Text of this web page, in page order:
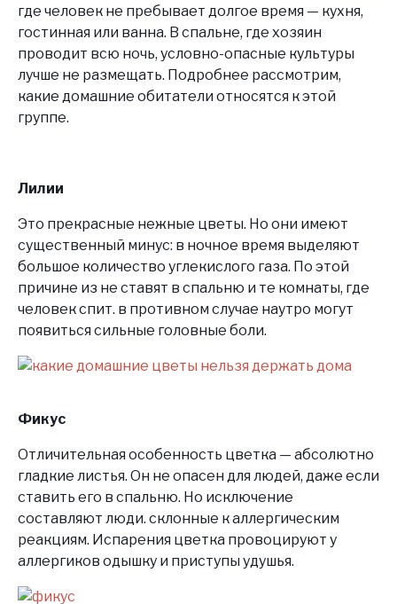
где человек не пребывает долгое время — кухня,
гостинная или ванна. В спальне, где хозяин
проводит всю ночь, условно-опасные культуры
лучше не размещать. Подробнее рассмотрим,
какие домашние обитатели относятся к этой
группе.
Лилии
Это прекрасные нежные цветы. Но они имеют
существенный минус: в ночное время выделяют
большое количество углекислого газа. По этой
причине из не ставят в спальню и те комнаты, где
человек спит. в противном случае наутро могут
появиться сильные головные боли.
Фикус
Отличительная особенность цветка — абсолютно
гладкие листья. Он не опасен для людей, даже если
ставить его в спальню. Но исключение
составляют люди. склонные к аллергическим
реакциям. Испарения цветка провоцируют у
аллергиков одышку и приступы удушья.